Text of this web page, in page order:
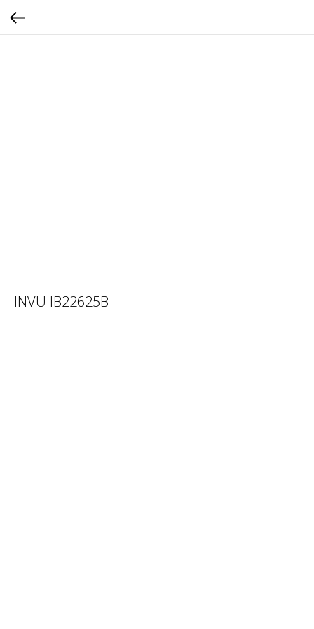
INVU IB22625B